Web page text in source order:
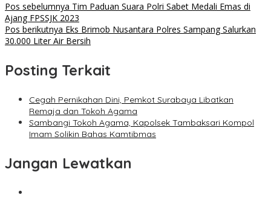
Pos sebelumnya Tim Paduan Suara Polri Sabet Medali Emas di
Ajang FPSSJK 2023
Pos berikutnya Eks Brimob Nusantara Polres Sampang Salurkan
30.000 Liter Air Bersih
Posting Terkait
Cegah Pernikahan Dini, Pemkot Surabaya Libatkan
Remaja dan Tokoh Agama
Sambangi Tokoh Agama, Kapolsek Tambaksari Kompol
Imam Solikin Bahas Kamtibmas
Jangan Lewatkan